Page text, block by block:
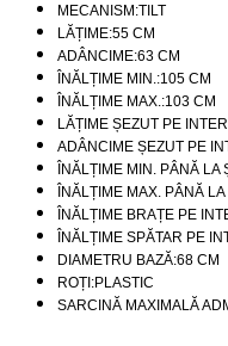
MECANISM:TILT
LĂȚIME:55 CM
ADÂNCIME:63 CM
ÎNĂLȚIME MIN.:105 CM
ÎNĂLȚIME MAX.:103 CM
LĂȚIME ȘEZUT PE
ADÂNCIME ȘEZUT PE
ÎNĂLȚIME MIN. PÂNĂ LA
ÎNĂLȚIME MAX. PÂNĂ
ÎNĂLȚIME BRAȚE PE
ÎNĂLȚIME SPĂTAR PE
DIAMETRU BAZĂ:68 CM
ROȚI:PLASTIC
SARCINĂ MAXIMALĂ